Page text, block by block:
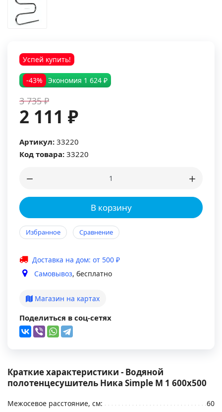
Успей купить!
-43% Экономия 1 624 ₽
3 735 ₽
2 111 ₽
Артикул: 33220
Код товара: 33220
В корзину
Избранное Сравнение
Доставка на дом: от 500 ₽
Самовывоз, бесплатно
Магазин на картах
Поделиться в соц-сетях
Краткие характеристики - Водяной
полотенцесушитель Ника Simple М 1 600x500
Межосевое расстояние, см:
60